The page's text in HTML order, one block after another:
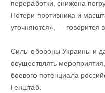
переработки, снижена
Потери противника и
уточняются», — говорится
Силы обороны Украины и
осуществлять
боевого потенциала
Генштаб.